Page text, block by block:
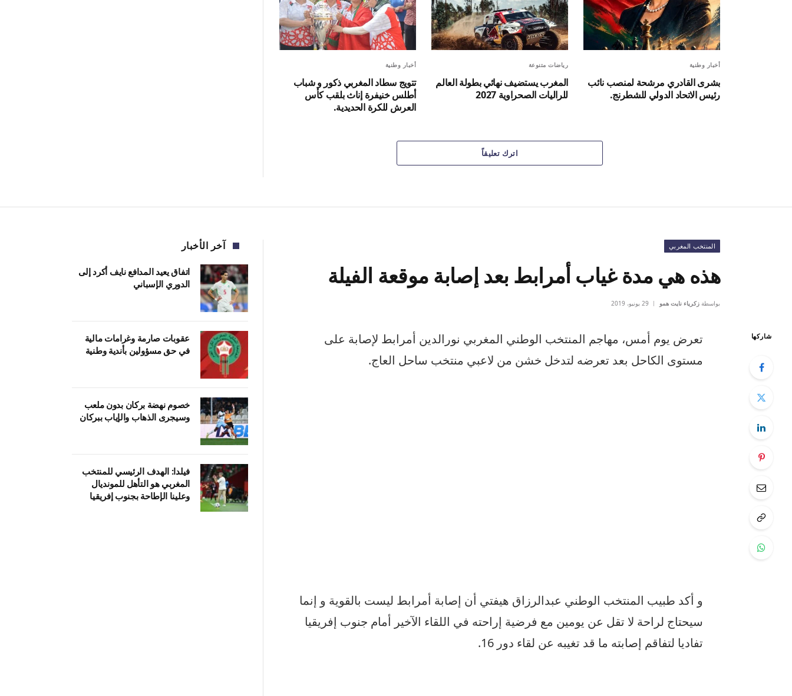
أخبار وطنية
بشرى القادري مرشحة لمنصب نائب
رئيس الاتحاد الدولي للشطرنج.
رياضات متنوعة
المغرب يستضيف نهائي بطولة العالم
للراليات الصحراوية 2027
أخبار وطنية
تتويج سطاد المغربي ذكور و شباب
أطلس خنيفرة إناث بلقب كأس
العرش للكرة الحديدية.
اترك تعليقاً
المنتخب المغربي
هذه هي مدة غياب أمرابط بعد إصابة موقعة الفيلة
بواسطة زكرياء نايت همو 29 يونيو، 2019
شاركها
تعرض يوم أمس، مهاجم المنتخب الوطني المغربي نورالدين أمرابط لإصابة على
مستوى الكاحل بعد تعرضه لتدخل خشن من لاعبي منتخب ساحل العاج.
و أكد طبيب المنتخب الوطني عبدالرزاق هيفتي أن إصابة أمرابط ليست بالقوية و إنما
سيحتاج لراحة لا تقل عن يومين مع فرضية إراحته في اللقاء الآخير أمام جنوب إفريقيا
تفاديا لتفاقم إصابته ما قد تغيبه عن لقاء دور 16.
آخر الأخبار
اتفاق يعيد المدافع نايف أكرد إلى
الدوري الإسباني
عقوبات صارمة وغرامات مالية
في حق مسؤولين بأندية وطنية
خصوم نهضة بركان بدون ملعب
وسيجرى الذهاب والإياب ببركان
فيلدا: الهدف الرئيسي للمنتخب
المغربي هو التأهل للمونديال
وعلينا الإطاحة بجنوب إفريقيا